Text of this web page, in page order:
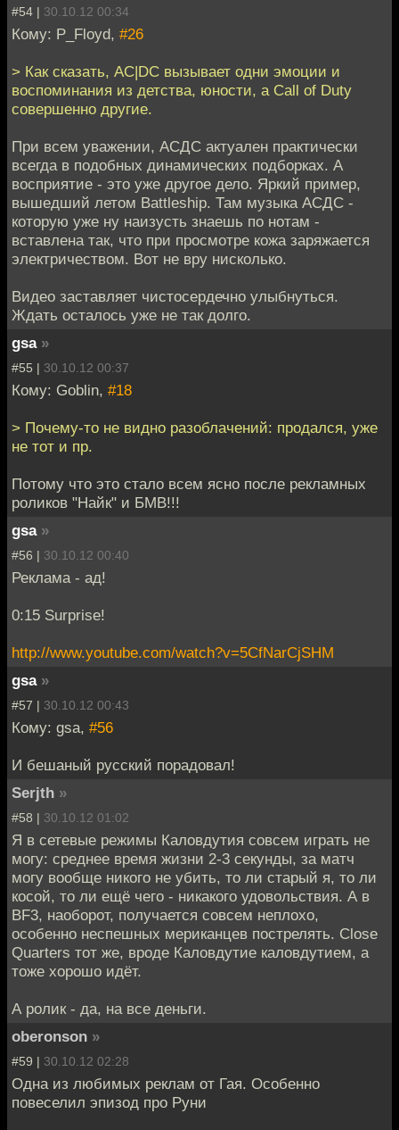
#54 | 30.10.12 00:34
Кому: P_Floyd, #26
> Как сказать, AC|DC вызывает одни эмоции и
воспоминания из детства, юности, а Call of Duty
совершенно другие.
При всем уважении, АСДС актуален практически
всегда в подобных динамических подборках. А
восприятие - это уже другое дело. Яркий пример,
вышедший летом Battleship. Там музыка АСДС -
которую уже ну наизусть знаешь по нотам -
вставлена так, что при просмотре кожа заряжается
электричеством. Вот не вру нисколько.
Видео заставляет чистосердечно улыбнуться.
Ждать осталось уже не так долго.
gsa »
#55 | 30.10.12 00:37
Кому: Goblin, #18
> Почему-то не видно разоблачений: продался, уже
не тот и пр.
Потому что это стало всем ясно после рекламных
роликов "Найк" и БМВ!!!
gsa »
#56 | 30.10.12 00:40
Реклама - ад!
0:15 Surprise!
http://www.youtube.com/watch?v=5CfNarCjSHM
gsa »
#57 | 30.10.12 00:43
Кому: gsa, #56
И бешаный русский порадовал!
Serjth »
#58 | 30.10.12 01:02
Я в сетевые режимы Каловдутия совсем играть не
могу: среднее время жизни 2-3 секунды, за матч
могу вообще никого не убить, то ли старый я, то ли
косой, то ли ещё чего - никакого удовольствия. А в
BF3, наоборот, получается совсем неплохо,
особенно неспешных мериканцев пострелять. Close
Quarters тот же, вроде Каловдутие каловдутием, а
тоже хорошо идёт.
А ролик - да, на все деньги.
oberonson »
#59 | 30.10.12 02:28
Одна из любимых реклам от Гая. Особенно
повеселил эпизод про Руни